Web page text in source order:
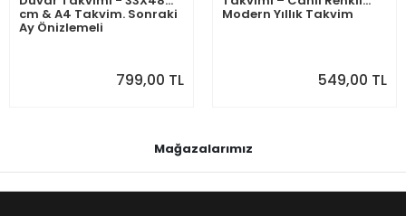
cm & A4 Takvim. Sonraki
Ay Önizlemeli
799,00 TL
Modern Yıllık Takvim
549,00 TL
Mağazalarımız